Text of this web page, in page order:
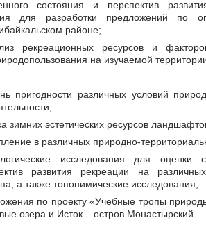
состояния и перспектив
для разработки предложений по
районе;
рекреационных ресурсов и
на изучаемой
пригодности различных условий
зимних эстетических ресурсов
в различных природно-
исследования для оценки
развития рекреации на
а также топонимические исследования;
по проекту «Учебные тропы
озера и Исток – остров Монастырский.